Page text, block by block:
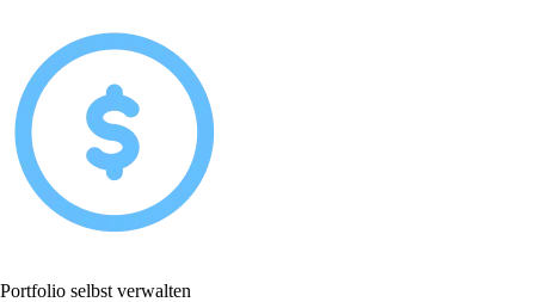
Portfolio selbst verwalten